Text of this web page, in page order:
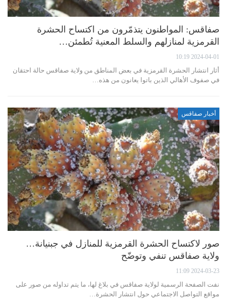
صفاقس: المواطنون يتذمّرون من اكتساح الحشرة
القرمزية لمنازلهم والسلط المعنية تُطمئن…
2024-04-01 10:19
أثار انتشار الحشرة القرمزية في بعض المناطق من ولاية صفاقس حالة احتقان
في صفوف الأهالي الذين باتوا يعانون من هذه…
أخبار صفاقس
صور لاكتساح الحشرة القرمزية للمنازل في جبنيانة…
ولاية صفاقس تنفي وتوضّح
2024-03-23 11:09
نفت الصفحة الرسمية لولاية صفاقس في بلاغ لها، ما يتم تداوله من صور على
مواقع التواصل الاجتماعي حول انتشار الحشرة…